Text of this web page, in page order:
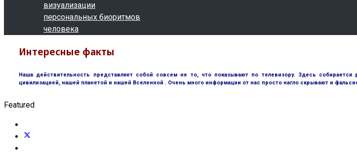
визуализации
персональных биоритмов
человека
Интересные факты
Наша действительность представляет собой совсем не то, что показывают по телевизору. Здесь
цивилизацией, нашей планетой и нашей Вселенной . Очень много информации от нас просто нагло скрывают и
Featured